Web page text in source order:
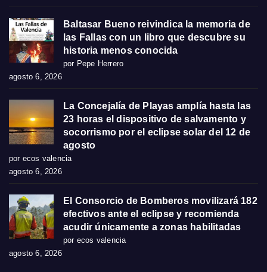
Baltasar Bueno reivindica la memoria de
las Fallas con un libro que descubre su
historia menos conocida
por Pepe Herrero
agosto 6, 2026
La Concejalía de Playas amplía hasta las
23 horas el dispositivo de salvamento y
socorrismo por el eclipse solar del 12 de
agosto
por ecos valencia
agosto 6, 2026
El Consorcio de Bomberos movilizará 182
efectivos ante el eclipse y recomienda
acudir únicamente a zonas habilitadas
por ecos valencia
agosto 6, 2026